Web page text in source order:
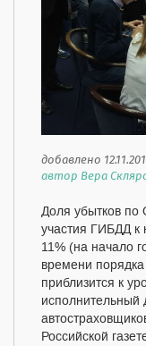
добавлено
автор Вера
Доля убытков по
участия ГИБДД
11% (на начало
времени
приблизится к
исполнительный
Российской